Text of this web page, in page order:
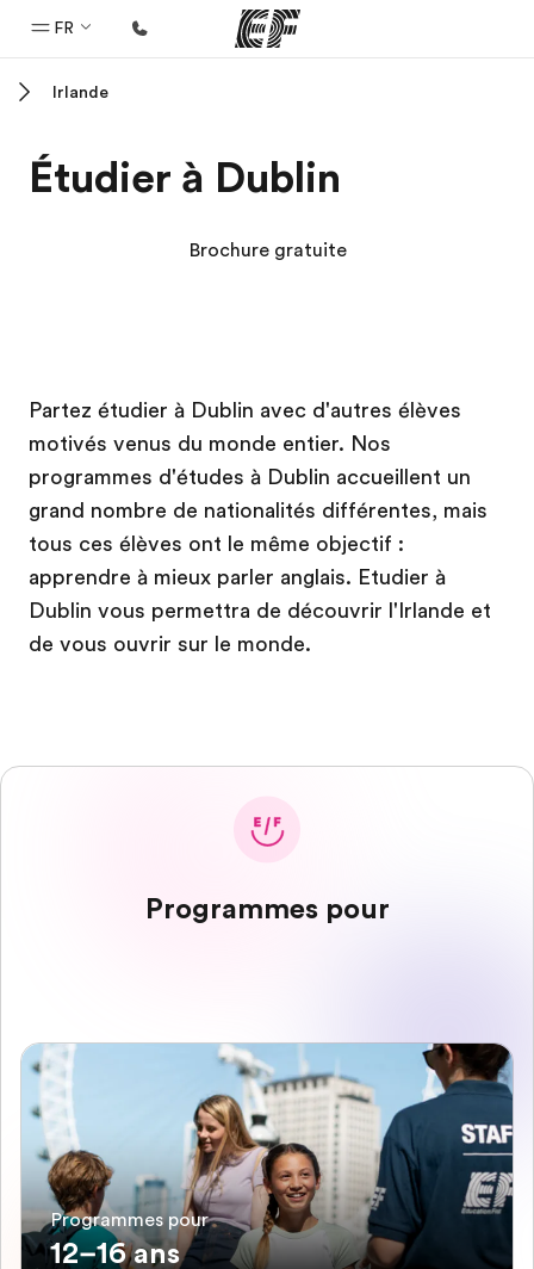
FR
Bienvenue chez EF
Programmes
Qui sommes-nous ?
EF recrute
Rejoignez nos équipes
Irlande
Étudier à Dublin
Brochure gratuite
Partez étudier à Dublin avec d'autres élèves
motivés venus du monde entier. Nos
programmes d'études à Dublin accueillent un
grand nombre de nationalités différentes, mais
tous ces élèves ont le même objectif :
apprendre à mieux parler anglais. Etudier à
Dublin vous permettra de découvrir l'Irlande et
de vous ouvrir sur le monde.
Programmes pour
Programmes pour
12–16 ans